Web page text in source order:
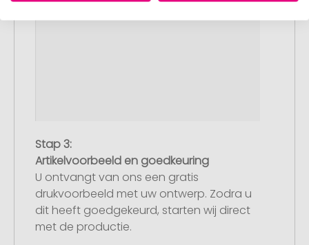
Stap 3:
Artikelvoorbeeld en goedkeuring
U ontvangt van ons een gratis
drukvoorbeeld met uw ontwerp. Zodra u
dit heeft goedgekeurd, starten wij direct
met de productie.